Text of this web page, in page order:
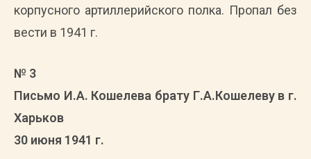
корпусного артиллерийского полка. Пропал без
вести в 1941 г.
№ 3
Письмо И.А. Кошелева брату Г.А.Кошелеву в г.
Харьков
30 июня 1941 г.